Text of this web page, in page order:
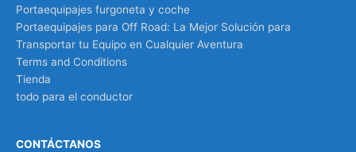
Portaequipajes furgoneta y coche
Portaequipajes para Off Road: La Mejor Solución para
Transportar tu Equipo en Cualquier Aventura
Terms and Conditions
Tienda
todo para el conductor
CONTÁCTANOS